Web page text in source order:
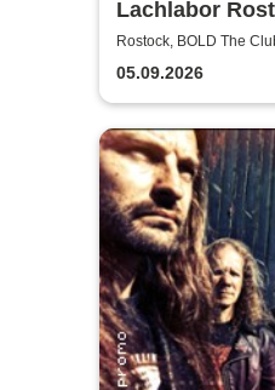
Lachlabor
Comedy-
The Club
Rostock, BOLD The
Rostock
05.09.2026